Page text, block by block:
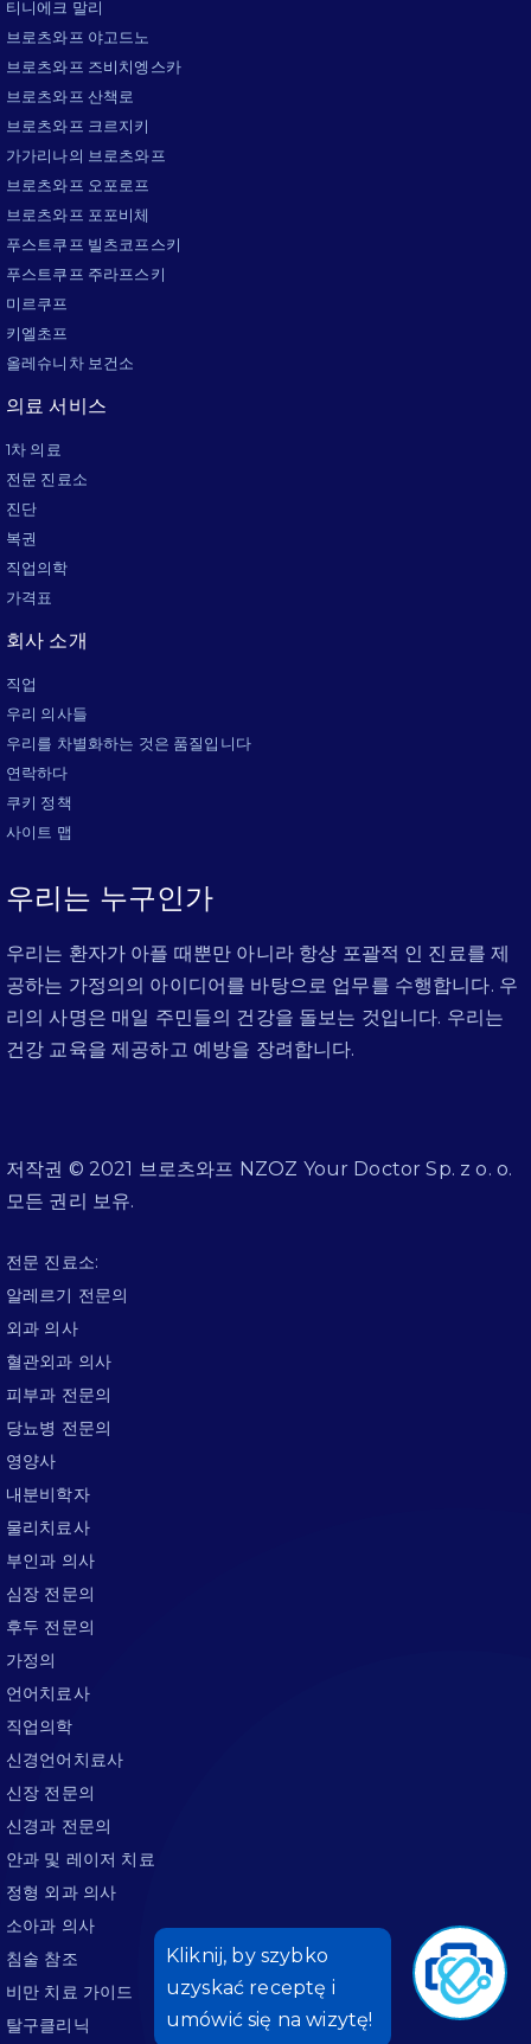
티니에크 말리
브로츠와프 야고드노
브로츠와프 즈비치엥스카
브로츠와프 산책로
브로츠와프 크르지키
가가리나의 브로츠와프
브로츠와프 오포로프
브로츠와프 포포비체
푸스트쿠프 빌츠코프스키
푸스트쿠프 주라프스키
미르쿠프
키엘초프
올레슈니차 보건소
의료 서비스
1차 의료
전문 진료소
진단
복권
직업의학
가격표
회사 소개
직업
우리 의사들
우리를 차별화하는 것은 품질입니다
연락하다
쿠키 정책
사이트 맵
우리는 누구인가
우리는 환자가 아플 때뿐만 아니라 항상 포괄적 인 진료를 제
공하는 가정의의 아이디어를 바탕으로 업무를 수행합니다. 우
리의 사명은 매일 주민들의 건강을 돌보는 것입니다. 우리는
건강 교육을 제공하고 예방을 장려합니다.
저작권 © 2021 브로츠와프 NZOZ Your Doctor Sp. z o. o.
모든 권리 보유.
전문 진료소:
알레르기 전문의
외과 의사
혈관외과 의사
피부과 전문의
당뇨병 전문의
영양사
내분비학자
물리치료사
부인과 의사
심장 전문의
후두 전문의
가정의
언어치료사
직업의학
신경언어치료사
신장 전문의
신경과 전문의
안과 및 레이저 치료
정형 외과 의사
소아과 의사
침술 참조
비만 치료 가이드
탈구클리닉